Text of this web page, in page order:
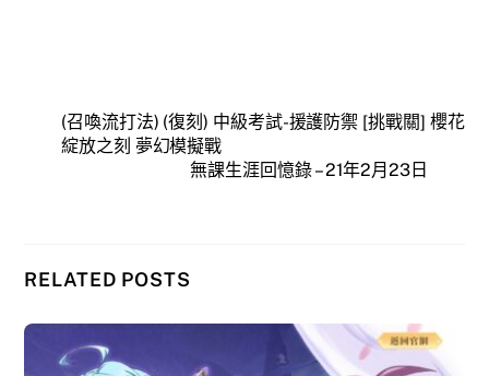
(召喚流打法) (復刻) 中級考試-援護防禦 [挑戰關] 櫻花
綻放之刻 夢幻模擬戰
無課生涯回憶錄 – 21年2月23日
RELATED POSTS